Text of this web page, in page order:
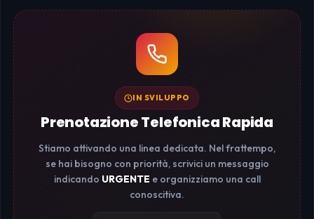
IN SVILUPPO
Prenotazione Telefonica Rapida
Stiamo attivando una linea dedicata. Nel frattempo,
se hai bisogno con priorità, scrivici un messaggio
indicando URGENTE e organizziamo una call
conoscitiva.